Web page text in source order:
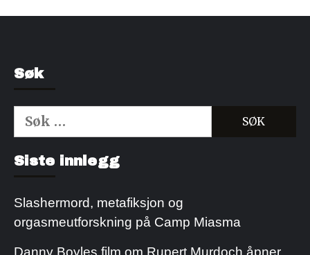
Søk
Søk
etter:
Siste innlegg
Slashermord, metafiksjon og
orgasmeutforskning på Camp Miasma
Danny Boyles film om Rupert Murdoch åpner